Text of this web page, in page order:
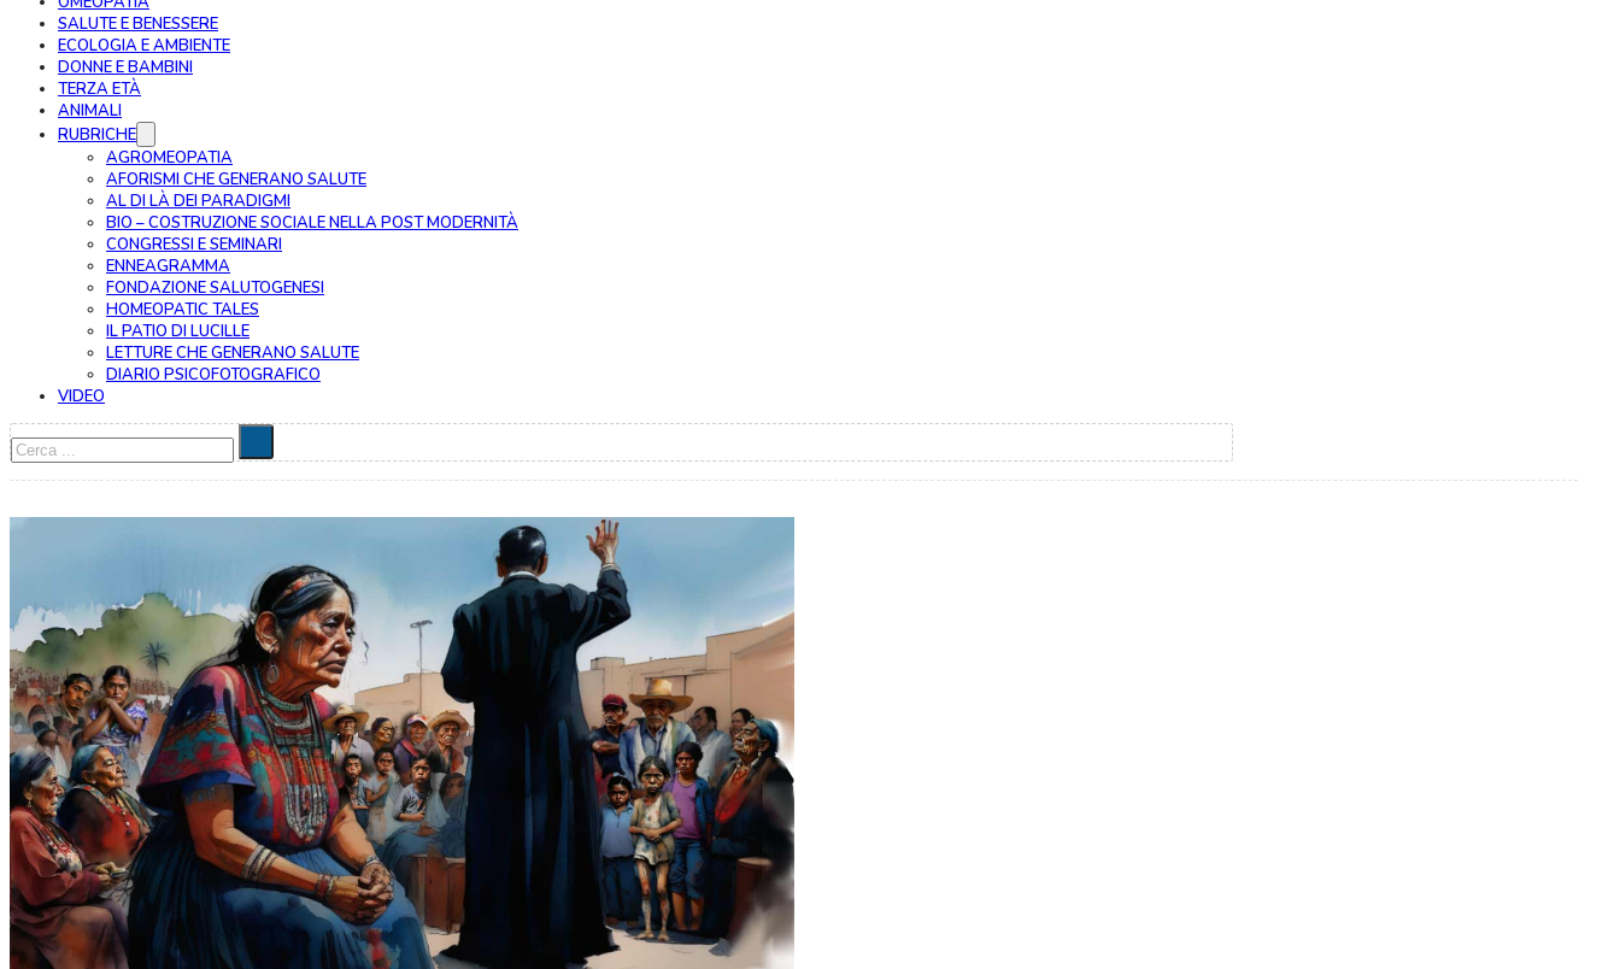
SALUTE E BENESSERE
ECOLOGIA E AMBIENTE
DONNE E BAMBINI
TERZA ETÀ
ANIMALI
RUBRICHE
AGROMEOPATIA
AFORISMI CHE GENERANO SALUTE
AL DI LÀ DEI PARADIGMI
BIO – COSTRUZIONE SOCIALE NELLA POST MODERNITÀ
CONGRESSI E SEMINARI
ENNEAGRAMMA
FONDAZIONE SALUTOGENESI
HOMEOPATIC TALES
IL PATIO DI LUCILLE
LETTURE CHE GENERANO SALUTE
DIARIO PSICOFOTOGRAFICO
VIDEO
Cerca